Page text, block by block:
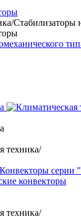
/Стабилизаторы
техника/
Конвекторы серии
конвекторы
техника/